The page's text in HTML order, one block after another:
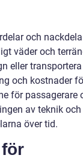
och
väder och
eller
och kostnader
för passagerare
av teknik och
över tid.